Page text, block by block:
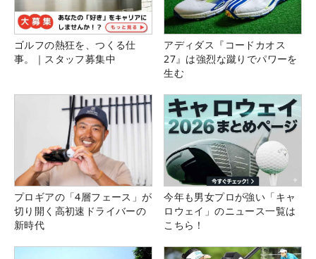
ゴルフの熱狂を、つくる仕
事。｜スタッフ募集中
アディダス『コードカオス
27』は強烈な蹴りでパワーを
生む
プロギアの「4層フェース」が
切り開く高初速ドライバーの
新時代
今年も男女プロが強い「キャ
ロウェイ」のニュース一覧は
こちら！